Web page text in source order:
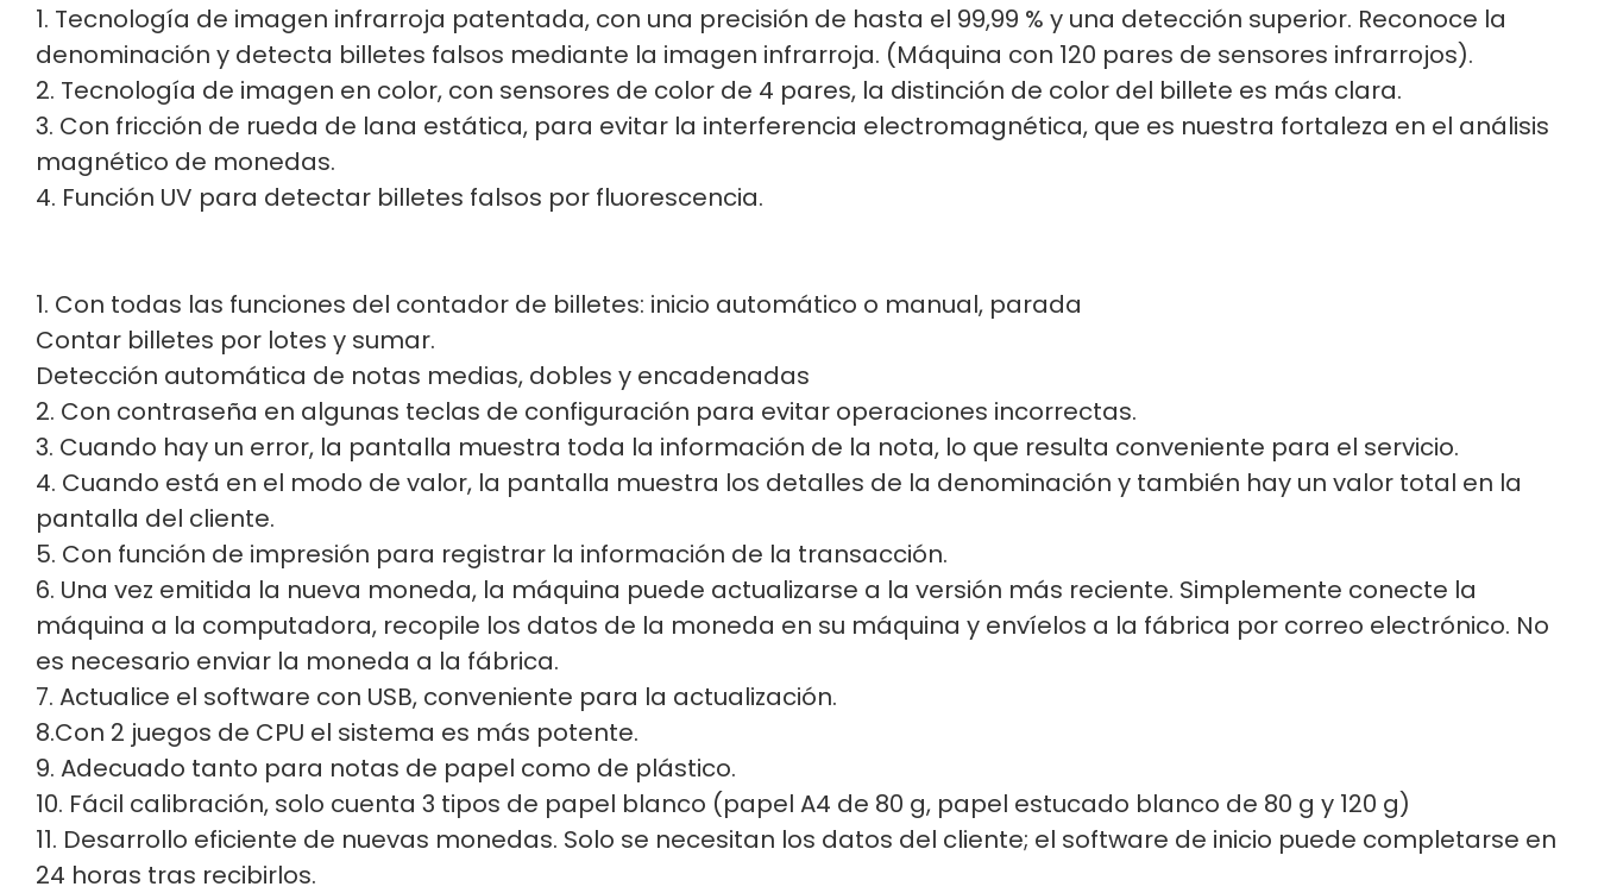
1. Tecnología de imagen infrarroja patentada, con una precisión de hasta el 99,99 % y una detección superior. Reconoce la
denominación y detecta billetes falsos mediante la imagen infrarroja. (Máquina con 120 pares de sensores infrarrojos).
2. Tecnología de imagen en color, con sensores de color de 4 pares, la distinción de color del billete es más clara.
3. Con fricción de rueda de lana estática, para evitar la interferencia electromagnética, que es nuestra fortaleza en el análisis
magnético de monedas.
4. Función UV para detectar billetes falsos por fluorescencia.
1. Con todas las funciones del contador de billetes: inicio automático o manual, parada
Contar billetes por lotes y sumar.
Detección automática de notas medias, dobles y encadenadas
2. Con contraseña en algunas teclas de configuración para evitar operaciones incorrectas.
3. Cuando hay un error, la pantalla muestra toda la información de la nota, lo que resulta conveniente para el servicio.
4. Cuando está en el modo de valor, la pantalla muestra los detalles de la denominación y también hay un valor total en la
pantalla del cliente.
5. Con función de impresión para registrar la información de la transacción.
6. Una vez emitida la nueva moneda, la máquina puede actualizarse a la versión más reciente. Simplemente conecte la
máquina a la computadora, recopile los datos de la moneda en su máquina y envíelos a la fábrica por correo electrónico. No
es necesario enviar la moneda a la fábrica.
7. Actualice el software con USB, conveniente para la actualización.
8.Con 2 juegos de CPU el sistema es más potente.
9. Adecuado tanto para notas de papel como de plástico.
10. Fácil calibración, solo cuenta 3 tipos de papel blanco (papel A4 de 80 g, papel estucado blanco de 80 g y 120 g)
11. Desarrollo eficiente de nuevas monedas. Solo se necesitan los datos del cliente; el software de inicio puede completarse en
24 horas tras recibirlos.